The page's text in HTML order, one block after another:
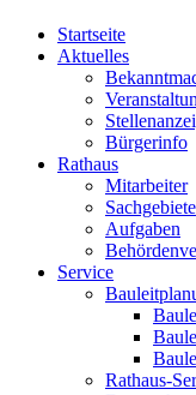
Startseite
Aktuelles
Bürgerinfo
Rathaus
Mitarbeiter
Sachgebiete
Aufgaben
Service
Rathaus-